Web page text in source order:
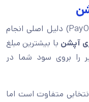
آپشن با بیشترین مبلغ
را بروی سود شما در
انتخابی متفاوت است اما